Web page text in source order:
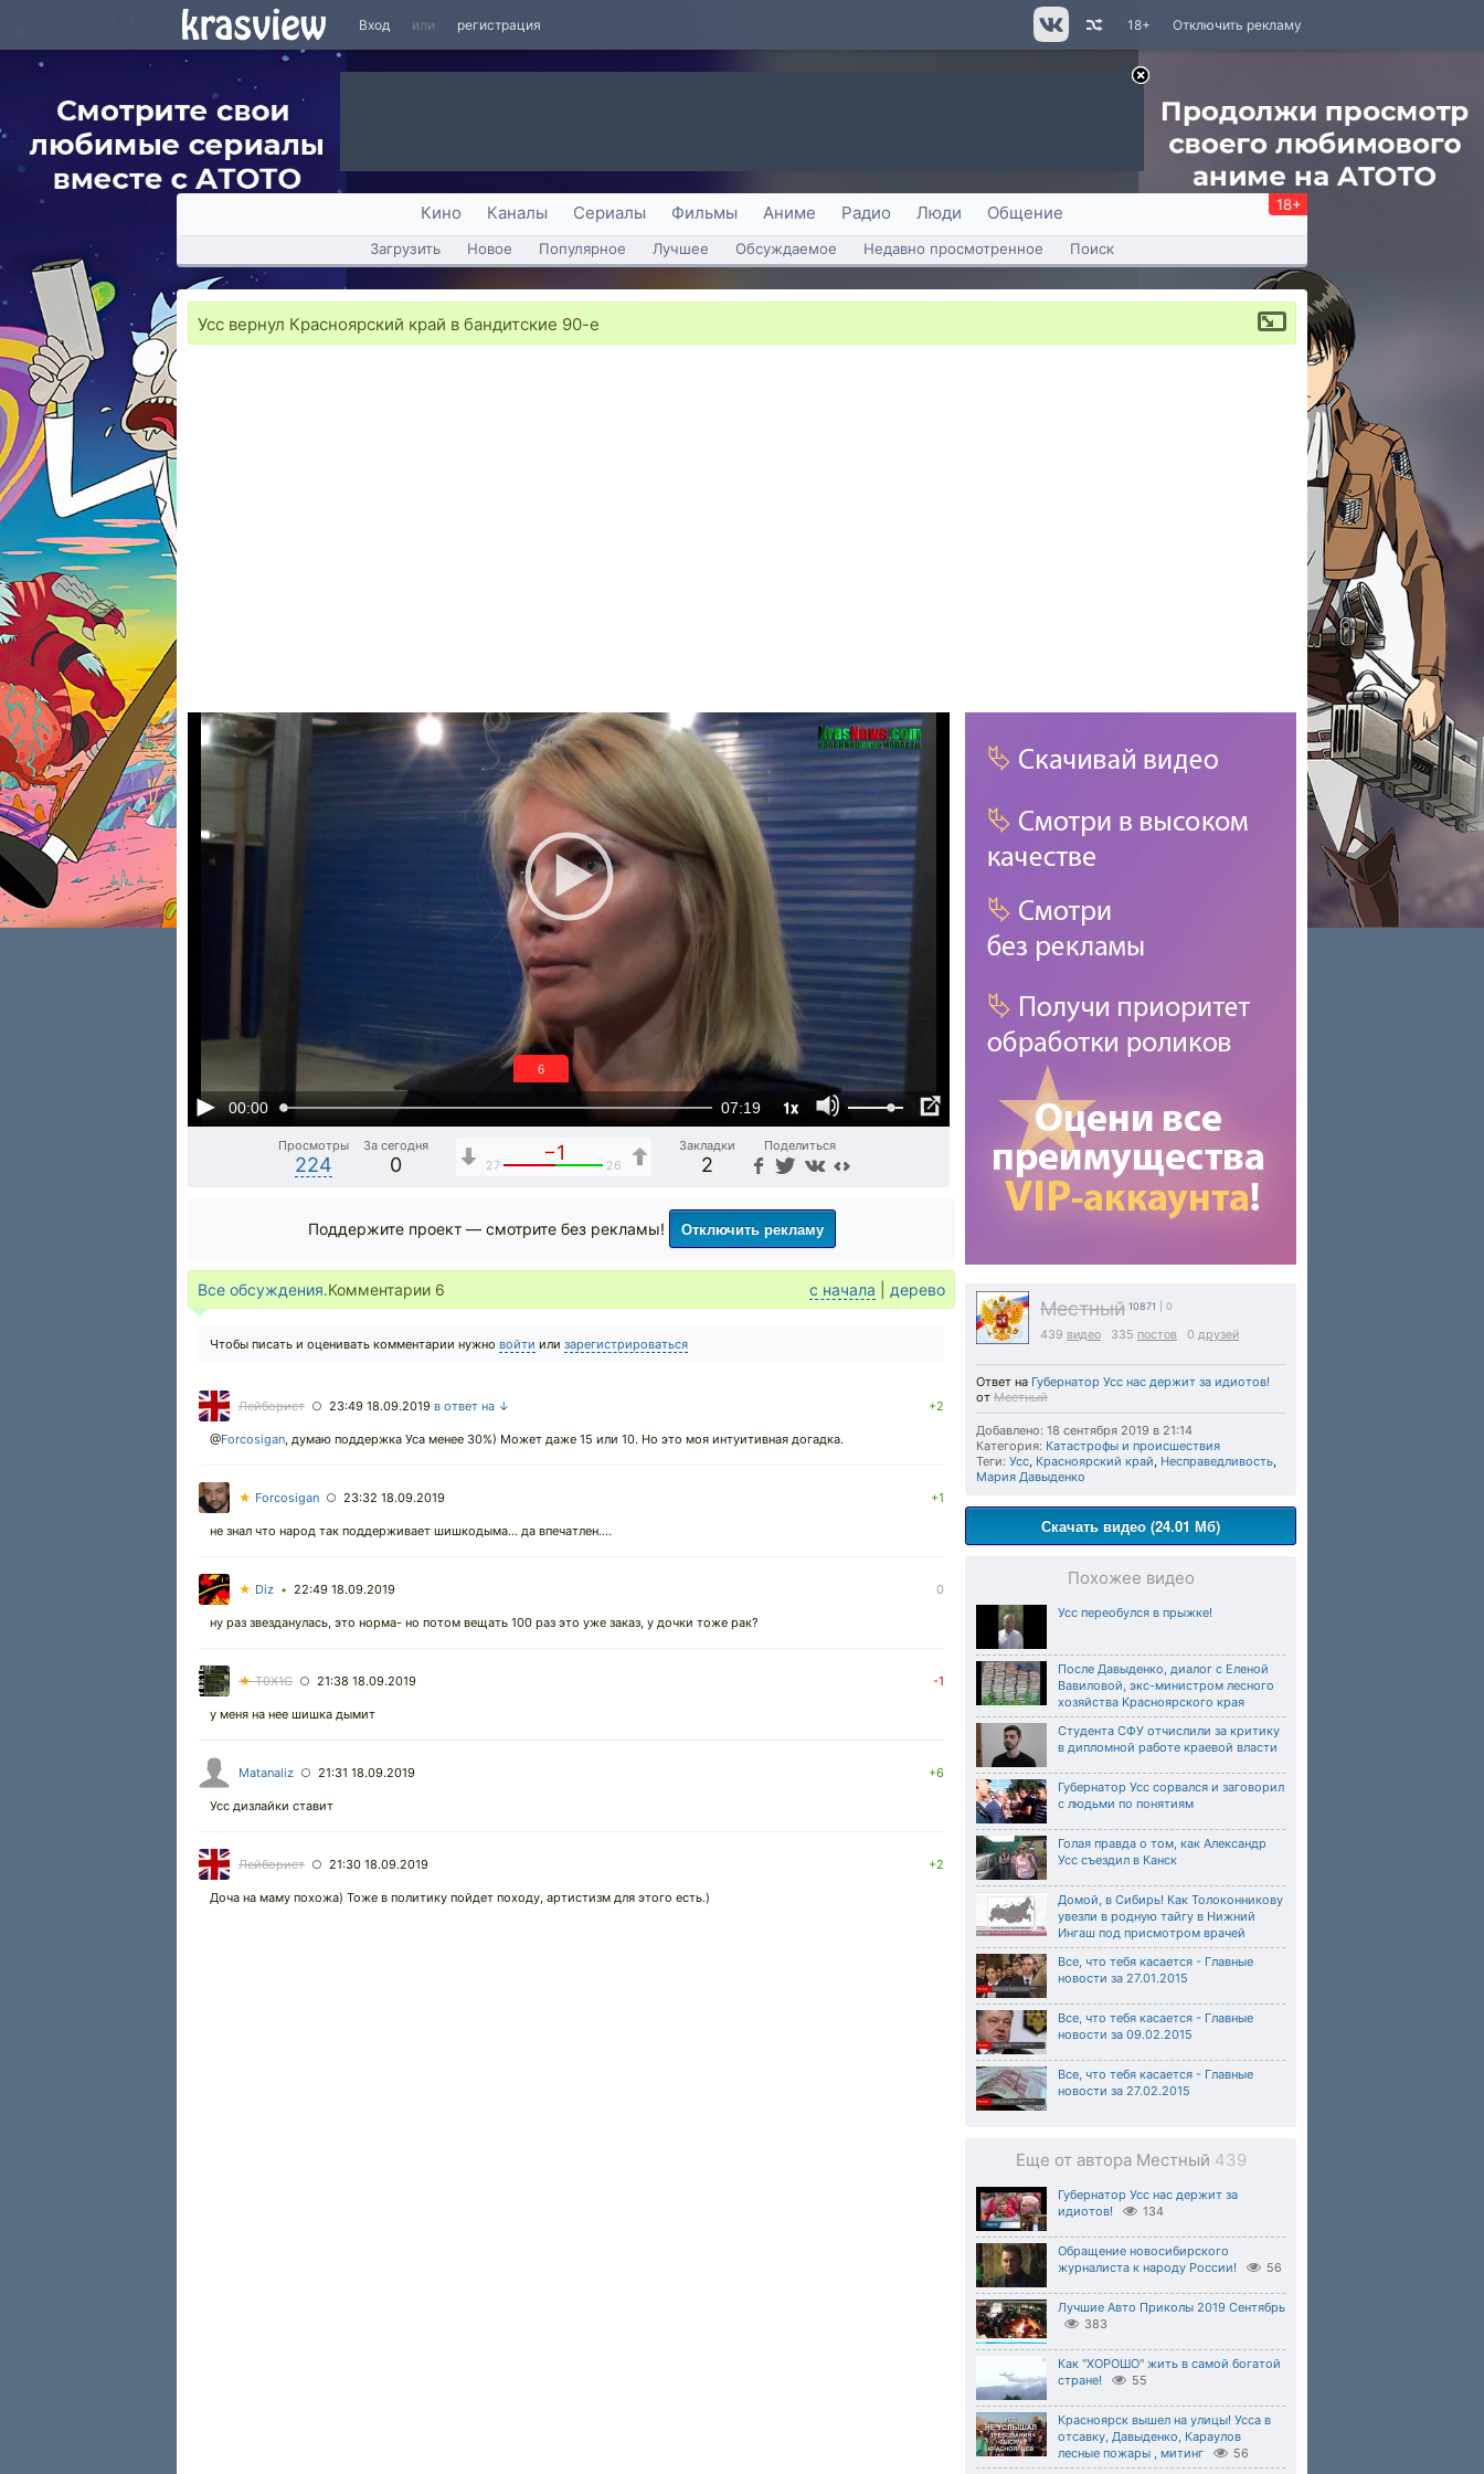
Вход или регистрация Отключить рекламу
18+
Кино Каналы Сериалы Фильмы Аниме Радио Люди Общение 18+
Загрузить Новое Популярное Лучшее Обсуждаемое Недавно просмотренное Поиск
Усс вернул Красноярский край в бандитские 90-е
00:00 07:19 1x
5
Просмотры
224
За сегодня
0
−1
27 26
Закладки
2
Поделиться
Местный 10871 | 0
439 видео 335 постов 0 друзей
Ответ на Губернатор Усс нас держит за идиотов!
от Местный
Добавлено: 18 сентября 2019 в 21:14
Категория: Катастрофы и происшествия
Теги: Усс, Красноярский край, Несправедливость,
Мария Давыденко
Скачать видео (24.01 Мб)
Похожее видео
Усс переобулся в прыжке!
После Давыденко, диалог с Еленой
Вавиловой, экс-министром лесного
хозяйства Красноярского края
Студента СФУ отчислили за критику
в дипломной работе краевой власти
Губернатор Усс сорвался и заговорил
с людьми по понятиям
Голая правда о том, как Александр
Усс съездил в Канск
Домой, в Сибирь! Как Толоконникову
увезли в родную тайгу в Нижний
Ингаш под присмотром врачей
Все, что тебя касается - Главные
новости за 27.01.2015
Все, что тебя касается - Главные
новости за 09.02.2015
Все, что тебя касается - Главные
новости за 27.02.2015
Еще от автора Местный 439
Губернатор Усс нас держит за
идиотов!
134
Обращение новосибирского
журналиста к народу России!
56
Лучшие Авто Приколы 2019 Сентябрь
383
Как "ХОРОШО" жить в самой богатой
стране!
55
Красноярск вышел на улицы! Усса в
отсавку, Давыденко, Караулов
лесные пожары , митинг
56
Поддержите проект — смотрите без рекламы! Отключить рекламу
Все обсуждения.Комментарии 6 с начала дерево
Чтобы писать и оценивать комментарии нужно войти или зарегистрироваться
Лейборист ○ 23:49 18.09.2019 в ответ на ↓ +2
@Forcosigan, думаю поддержка Уса менее 30%) Может даже 15 или 10. Но это моя интуитивная догадка.
★ Forcosigan ○ 23:32 18.09.2019 +1
не знал что народ так поддерживает шишкодыма... да впечатлен....
★ Diz • 22:49 18.09.2019 0
ну раз звезданулась, это норма- но потом вещать 100 раз это уже заказ, у дочки тоже рак?
★T0X1C ○ 21:38 18.09.2019 -1
у меня на нее шишка дымит
Matanaliz ○ 21:31 18.09.2019 +6
Усс дизлайки ставит
Лейборист ○ 21:30 18.09.2019 +2
Доча на маму похожа) Тоже в политику пойдет походу, артистизм для этого есть.)